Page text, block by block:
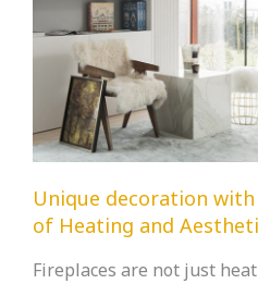
Unique decoration
of Heating and
Fireplaces are not just